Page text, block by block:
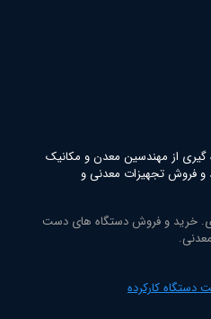
گیری از مهندسین معدن و مکانیک
و فروش تجهیزات معدنی و
خرید و فروش دستگاه های دست
دستگاه کارکرده